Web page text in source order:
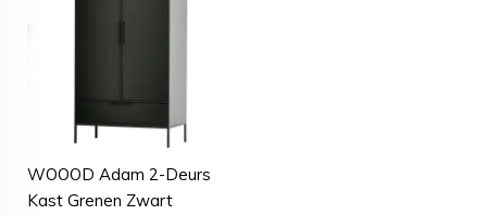
WOOOD Adam 2-Deurs
Kast Grenen Zwart